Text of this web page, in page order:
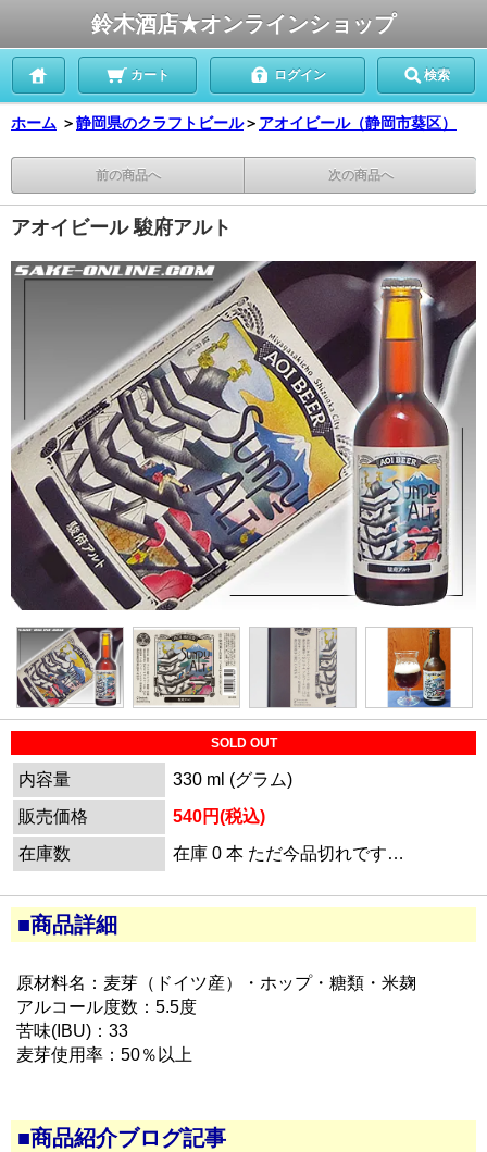
鈴木酒店★オンラインショップ
カート ログイン 検索
ホーム ＞静岡県のクラフトビール＞ アオイビール（静岡市葵区）
前の商品へ 次の商品へ
アオイビール 駿府アルト
SOLD OUT
内容量
330 ml (グラム)
販売価格
540円(税込)
在庫数
在庫 0 本 ただ今品切れです…
■商品詳細
原材料名：麦芽（ドイツ産）・ホップ・糖類・米麹
アルコール度数：5.5度
苦味(IBU)：33
麦芽使用率：50％以上
■商品紹介ブログ記事